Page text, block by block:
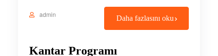
admin Daha fazlasını oku
Kantar Programı